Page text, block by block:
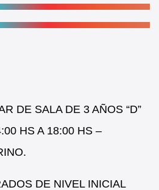
DE SALA DE 3 AÑOS “D”
HS A 18:00 HS –
DE NIVEL INICIAL